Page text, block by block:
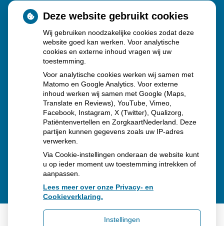
Sinds huisartsen afslankmedicijnen mogen voorschrijven,
neemt gebruik toe
Schurft sinds corona geen vergeten ziekte meer: aantal
uitbraken fors gestegen
Stoppen met afslankmedicijnen betekent zonder
leefstijlaanpassingen weer gewichtstoename
Kookadvies drinkwater in provincie Utrecht vanwege
besmetting
Deze website gebruikt cookies
Wij gebruiken noodzakelijke cookies zodat deze
website goed kan werken. Voor analytische
cookies en externe inhoud vragen wij uw
toestemming.
Voor analytische cookies werken wij samen met
Matomo en Google Analytics. Voor externe
inhoud werken wij samen met Google (Maps,
Translate en Reviews), YouTube, Vimeo,
Facebook, Instagram, X (Twitter), Qualizorg,
Patiëntenvertellen en ZorgkaartNederland. Deze
partijen kunnen gegevens zoals uw IP-adres
verwerken.
Via Cookie-instellingen onderaan de website kunt
u op ieder moment uw toestemming intrekken of
aanpassen.
Lees meer over onze Privacy- en
Cookieverklaring.
Instellingen